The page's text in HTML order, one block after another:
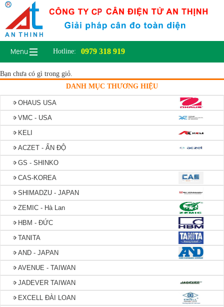
Hotline: 0979 318 919
Bạn chưa có gì trong giỏ.
DANH MỤC THƯƠNG HIỆU
OHAUS USA
VMC - USA
KELI
ACZET - ẤN ĐỘ
GS - SHINKO
CAS-KOREA
SHIMADZU - JAPAN
ZEMIC - Hà Lan
HBM - ĐỨC
TANITA
AND - JAPAN
AVENUE - TAIWAN
JADEVER TAIWAN
EXCELL ĐÀI LOAN